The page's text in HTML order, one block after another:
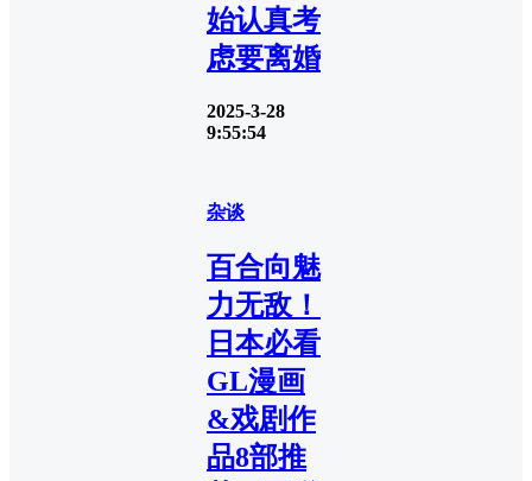
始认真考
虑要离婚
2025-3-28
9:55:54
杂谈
百合向魅
力无敌！
日本必看
GL漫画
&戏剧作
品8部推